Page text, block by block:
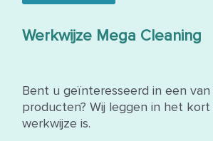
Werkwijze Mega Cleaning
Bent u geïnteresseerd in een van
producten? Wij leggen in het
werkwijze is.